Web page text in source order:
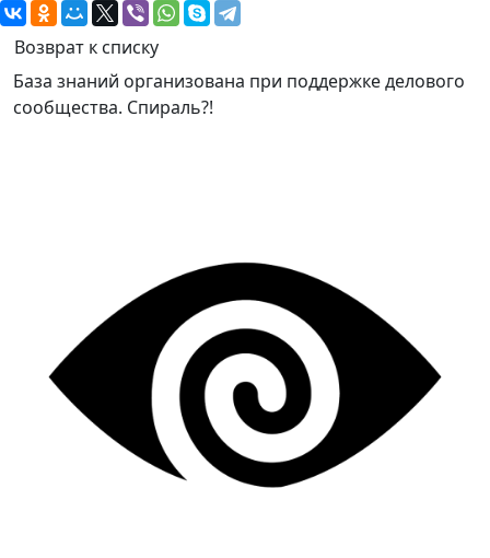
Возврат к списку
База знаний организована при поддержке делового
сообщества. Спираль?!